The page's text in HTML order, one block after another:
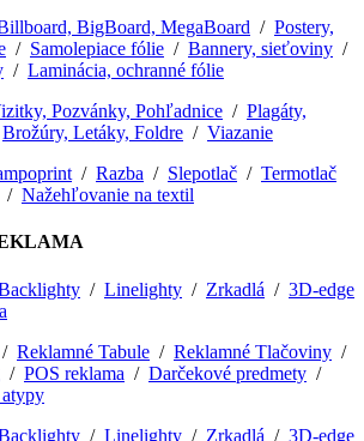
BigBoard, MegaBoard / Postery,
/ Samolepiace fólie / Bannery, sieťoviny /
/ Laminácia, ochranné fólie
Pozvánky, Pohľadnice / Plagáty,
Brožúry, Letáky, Foldre / Viazanie
/ Razba / Slepotlač / Termotlač
/ Nažehľovanie na textil
/ Linelighty / Zrkadlá / 3D-edge
/ Reklamné Tabule / Reklamné Tlačoviny /
/ POS reklama / Darčekové predmety /
/ Linelighty / Zrkadlá / 3D-edge